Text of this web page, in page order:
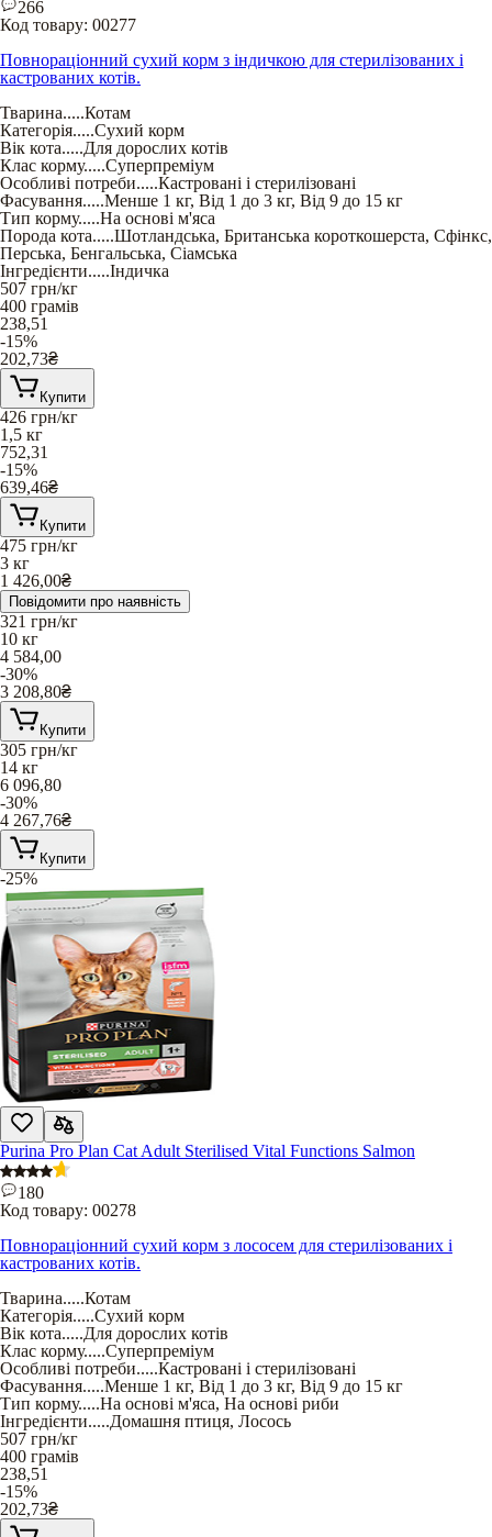
266
Код товару: 00277
Повнораціонний сухий корм з індичкою для стерилізованих і
кастрованих котів.
Тварина.....Котам
Категорія.....Сухий корм
Вік кота.....Для дорослих котів
Клас корму.....Суперпреміум
Особливі потреби.....Кастровані і стерилізовані
Фасування.....Менше 1 кг, Від 1 до 3 кг, Від 9 до 15 кг
Тип корму.....На основі м'яса
Порода кота.....Шотландська, Британська короткошерста, Сфінкс,
Перська, Бенгальська, Сіамська
Інгредієнти.....Індичка
507 грн/кг
400 грамів
238,51
-15%
202,73₴
Купити
426 грн/кг
1,5 кг
752,31
-15%
639,46₴
Купити
475 грн/кг
3 кг
1 426,00₴
Повідомити про наявність
321 грн/кг
10 кг
4 584,00
-30%
3 208,80₴
Купити
305 грн/кг
14 кг
6 096,80
-30%
4 267,76₴
Купити
-25%
Purina Pro Plan Cat Adult Sterilised Vital Functions Salmon
180
Код товару: 00278
Повнораціонний сухий корм з лососем для стерилізованих і
кастрованих котів.
Тварина.....Котам
Категорія.....Сухий корм
Вік кота.....Для дорослих котів
Клас корму.....Суперпреміум
Особливі потреби.....Кастровані і стерилізовані
Фасування.....Менше 1 кг, Від 1 до 3 кг, Від 9 до 15 кг
Тип корму.....На основі м'яса, На основі риби
Інгредієнти.....Домашня птиця, Лосось
507 грн/кг
400 грамів
238,51
-15%
202,73₴